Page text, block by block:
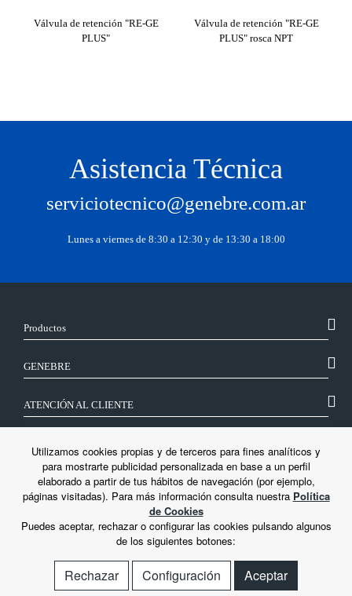
Válvula de retención "RE-GE
PLUS"
Válvula de retención "RE-GE
PLUS" rosca NPT
Asistencia Técnica
serviciotecnico@genebre.com.ar
Lunes a viernes de 8:30 a 12:30 y de 13:30 a 18:00
Productos
GENEBRE
ATENCIÓN AL CLIENTE
LEGAL
© Genebre
Utilizamos cookies propias y de terceros para fines analíticos y
para mostrarte publicidad personalizada en base a un perfil
elaborado a partir de tus hábitos de navegación (por ejemplo,
páginas visitadas). Para más información consulta nuestra Política
de Cookies
Puedes aceptar, rechazar o configurar las cookies pulsando algunos
de los siguientes botones:
Rechazar Configuración Aceptar